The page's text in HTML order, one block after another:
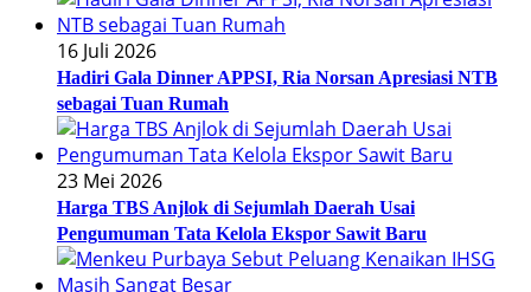
16 Juli 2026
Hadiri Gala Dinner APPSI, Ria Norsan Apresiasi NTB
sebagai Tuan Rumah
23 Mei 2026
Harga TBS Anjlok di Sejumlah Daerah Usai
Pengumuman Tata Kelola Ekspor Sawit Baru